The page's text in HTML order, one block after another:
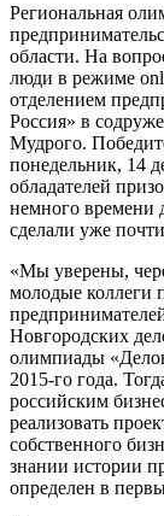
Региональная
области. На
люди в режиме
отделением
Россия» в
Мудрого.
понедельник, 14
обладателей
немного времени
сделали уже
«Мы уверены,
молодые коллеги
Новгородских
олимпиады
2015-го года.
российским
реализовать
собственного
знании истории
определен в